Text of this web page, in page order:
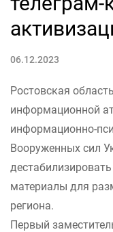
06.12.2023
Ростовская
информационной
информационно-
Вооруженных сил
материалы для
региона.
Первый